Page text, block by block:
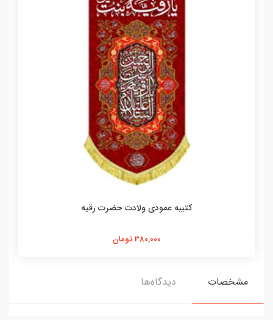
کتیبه عمودی ولادت حضرت رقیه
380,000 تومان
مشخصات دیدگاه‌ها